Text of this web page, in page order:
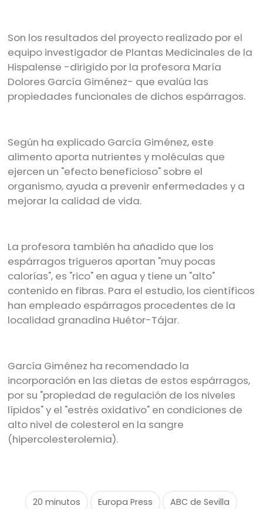
Son los resultados del proyecto realizado por el
equipo investigador de Plantas Medicinales de la
Hispalense -dirigido por la profesora María
Dolores García Giménez- que evalúa las
propiedades funcionales de dichos espárragos.
Según ha explicado García Giménez, este
alimento aporta nutrientes y moléculas que
ejercen un "efecto beneficioso" sobre el
organismo, ayuda a prevenir enfermedades y a
mejorar la calidad de vida.
La profesora también ha añadido que los
espárragos trigueros aportan "muy pocas
calorías", es "rico" en agua y tiene un "alto"
contenido en fibras. Para el estudio, los científicos
han empleado espárragos procedentes de la
localidad granadina Huétor-Tájar.
García Giménez ha recomendado la
incorporación en las dietas de estos espárragos,
por su "propiedad de regulación de los niveles
lípidos" y el "estrés oxidativo" en condiciones de
alto nivel de colesterol en la sangre
(hipercolesterolemia).
20 minutos Europa Press ABC de Sevilla